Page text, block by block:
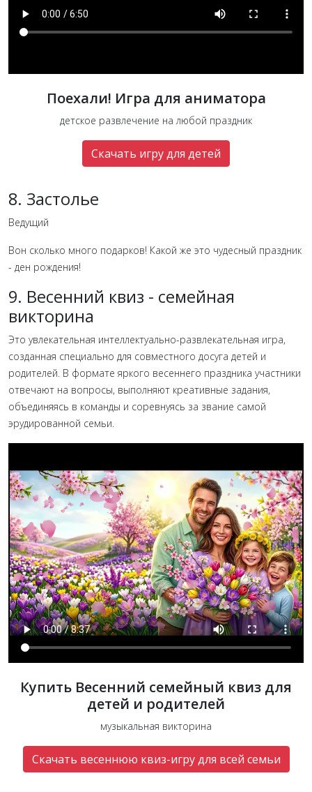
Поехали! Игра для аниматора
детское развлечение на любой праздник
Скачать игру для детей
8. Застолье
Ведущий
Вон сколько много подарков! Какой же это чудесный праздник
- ден рождения!
9. Весенний квиз - семейная
викторина
Это увлекательная интеллектуально-развлекательная игра,
созданная специально для совместного досуга детей и
родителей. В формате яркого весеннего праздника участники
отвечают на вопросы, выполняют креативные задания,
объединяясь в команды и соревнуясь за звание самой
эрудированной семьи.
Купить Весенний семейный квиз для
детей и родителей
музыкальная викторина
Скачать весеннюю квиз-игру для всей семьи